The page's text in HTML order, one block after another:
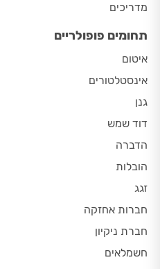
מדריכים
תחומים פופולריים
איטום
אינסטלטורים
גנן
דוד שמש
הדברה
הובלות
זגג
חברות אחזקה
חברת ניקיון
חשמלאים